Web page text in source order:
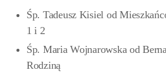
Śp. Tadeusz Kisiel od
1 i 2
Śp. Maria Wojnarowska od
Rodziną